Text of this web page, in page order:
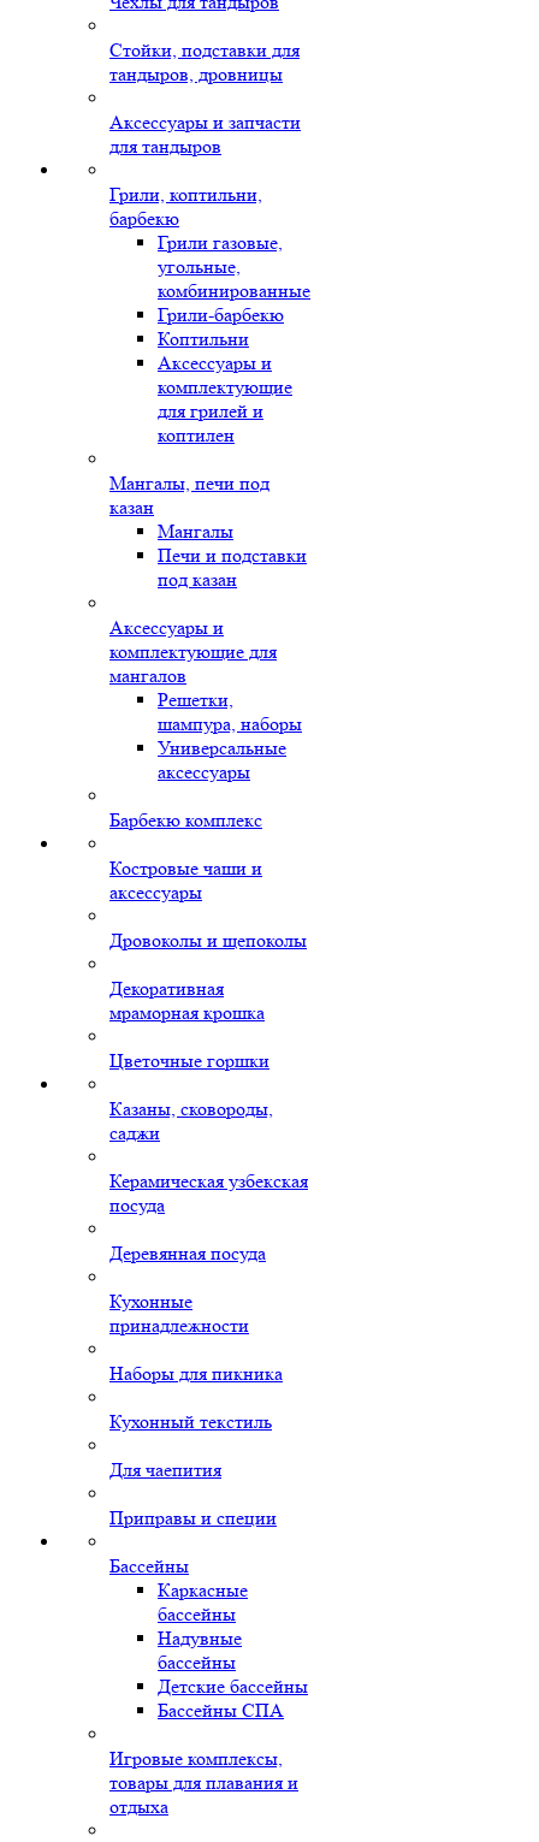
Стойки, подставки для
тандыров, дровницы
Аксессуары и запчасти
для тандыров
Грили, коптильни,
барбекю
Грили газовые,
угольные,
комбинированные
Грили-барбекю
Коптильни
Аксессуары и
комплектующие
для грилей и
коптилен
Мангалы, печи под
казан
Мангалы
Печи и подставки
под казан
Аксессуары и
комплектующие для
мангалов
Решетки,
шампура, наборы
Универсальные
аксессуары
Барбекю комплекс
Костровые чаши и
аксессуары
Дровоколы и щепоколы
Декоративная
мраморная крошка
Цветочные горшки
Казаны, сковороды,
саджи
Керамическая узбекская
посуда
Деревянная посуда
Кухонные
принадлежности
Наборы для пикника
Кухонный текстиль
Для чаепития
Приправы и специи
Бассейны
Каркасные
бассейны
Надувные
бассейны
Детские бассейны
Бассейны СПА
Игровые комплексы,
товары для плавания и
отдыха